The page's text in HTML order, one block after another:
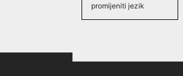
promijeniti jezik